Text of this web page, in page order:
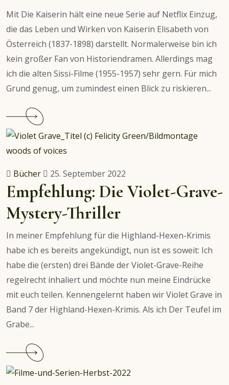
Mit Die Kaiserin hält eine neue Serie auf Netflix Einzug,
die das Leben und Wirken von Kaiserin Elisabeth von
Österreich (1837-1898) darstellt. Normalerweise bin ich
kein großer Fan von Historiendramen. Allerdings mag
ich die alten Sissi-Filme (1955-1957) sehr gern. Für mich
Grund genug, um zumindest einen Blick zu riskieren...
Die
Kaiserin:
Eine
Netflix-
Serie
in
Kritik
Bücher 25. September 2022
Empfehlung: Die Violet-Grave-
Mystery-Thriller
In meiner Empfehlung für die Highland-Hexen-Krimis
habe ich es bereits angekündigt, nun ist es soweit: Ich
habe die (ersten) drei Bände der Violet-Grave-Reihe
regelrecht inhaliert und möchte nun meine Eindrücke
mit euch teilen. Kennengelernt haben wir Violet Grave in
Band 7 der Highland-Hexen-Krimis. Als ich Der Teufel im
Grabe...
Empfehlung: